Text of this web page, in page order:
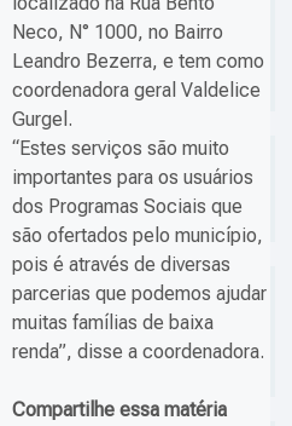
Neco, N° 1000, no Bairro
Leandro Bezerra, e tem como
coordenadora geral Valdelice
Gurgel.
“Estes serviços são muito
importantes para os usuários
dos Programas Sociais que
são ofertados pelo município,
pois é através de diversas
parcerias que podemos ajudar
muitas famílias de baixa
renda”, disse a coordenadora.
Compartilhe essa matéria